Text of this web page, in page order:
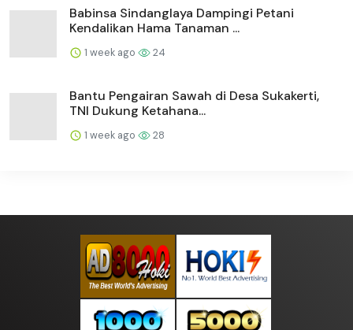
Babinsa Sindanglaya Dampingi Petani
Kendalikan Hama Tanaman ...
1 week ago 24
Bantu Pengairan Sawah di Desa Sukakerti,
TNI Dukung Ketahana...
1 week ago 28